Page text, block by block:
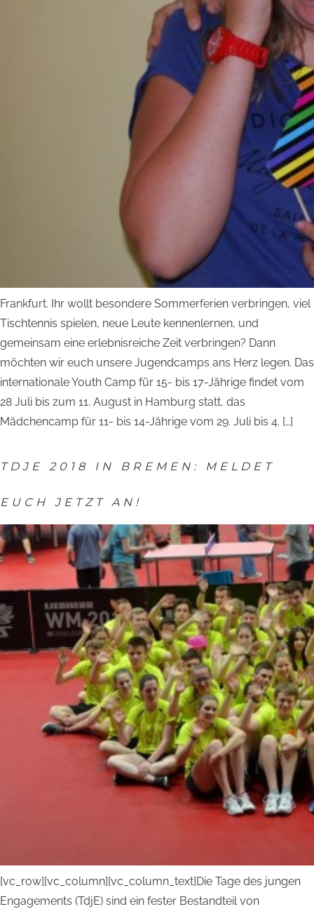
Frankfurt. Ihr wollt besondere Sommerferien verbringen, viel
Tischtennis spielen, neue Leute kennenlernen, und
gemeinsam eine erlebnisreiche Zeit verbringen? Dann
möchten wir euch unsere Jugendcamps ans Herz legen. Das
internationale Youth Camp für 15- bis 17-Jährige findet vom
28 Juli bis zum 11. August in Hamburg statt, das
Mädchencamp für 11- bis 14-Jährige vom 29. Juli bis 4. […]
TDJE 2018 IN BREMEN: MELDET
EUCH JETZT AN!
[vc_row][vc_column][vc_column_text]Die Tage des jungen
Engagements (TdjE) sind ein fester Bestandteil von